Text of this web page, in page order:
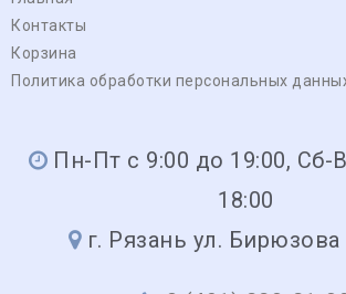
Контакты
Корзина
Политика обработки персональных
Пн-Пт с 9:00 до 19:00, Сб-
18:00
г. Рязань ул.